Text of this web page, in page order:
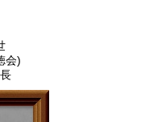
会)